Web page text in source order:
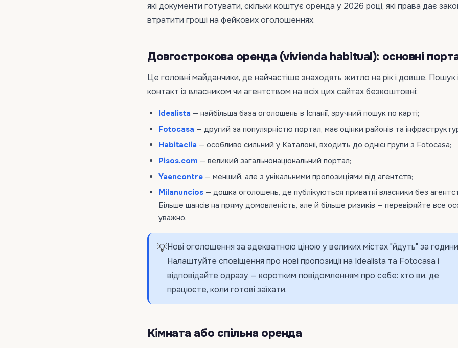
які документи готувати, скільки коштує оренда у 2026 році, які права дає
втратити гроші на фейкових оголошеннях.
Довгострокова оренда (vivienda habitual): основні
Це головні майданчики, де найчастіше знаходять житло на рік і довше. Пошук і
контакт із власником чи агентством на всіх цих сайтах безкоштовні:
Idealista — найбільша база оголошень в Іспанії, зручний пошук по карті;
Fotocasa — другий за популярністю портал, має оцінки районів та
Habitaclia — особливо сильний у Каталонії, входить до однієї групи з Fotocasa;
Pisos.com — великий загальнонаціональний портал;
Yaencontre — менший, але з унікальними пропозиціями від агентств;
Milanuncios — дошка оголошень, де публікуються приватні власники без
Більше шансів на пряму домовленість, але й більше ризиків — перевіряйте все
уважно.
💡Нові оголошення за адекватною ціною у великих містах "йдуть" за
Налаштуйте сповіщення про нові пропозиції на Idealista та Fotocasa і
відповідайте одразу — коротким повідомленням про себе: хто ви, де
працюєте, коли готові заїхати.
Кімната або спільна оренда